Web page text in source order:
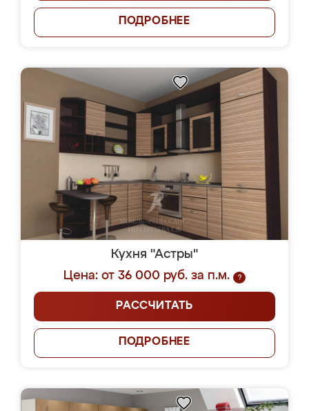
ПОДРОБНЕЕ
Кухня "Астры"
Цена: от 36 000 руб. за п.м.
?
РАССЧИТАТЬ
ПОДРОБНЕЕ